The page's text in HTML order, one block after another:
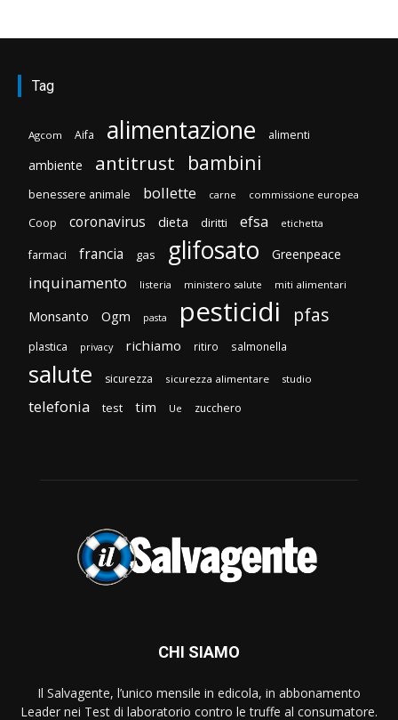
Tag
Agcom Aifa alimentazione alimenti
ambiente antitrust bambini
benessere animale bollette carne commissione europea
Coop coronavirus dieta diritti efsa etichetta
farmaci francia gas glifosato Greenpeace
inquinamento listeria ministero salute miti alimentari
Monsanto Ogm pasta pesticidi pfas
plastica privacy richiamo ritiro salmonella
salute sicurezza sicurezza alimentare studio
telefonia test tim Ue zucchero
CHI SIAMO
Il Salvagente, l’unico mensile in edicola, in abbonamento
Leader nei Test di laboratorio contro le truffe al consumatore.